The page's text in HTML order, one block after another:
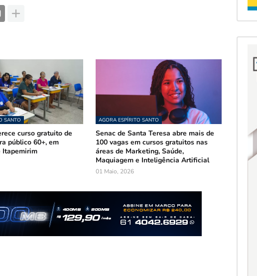
SANTO
curso gratuito de
público 60+, em
Itapemirim
AGORA ESPÍRITO SANTO
Senac de Santa Teresa abre mais de
100 vagas em cursos gratuitos nas
áreas de Marketing, Saúde,
Maquiagem e Inteligência Artificial
01 Maio, 2026